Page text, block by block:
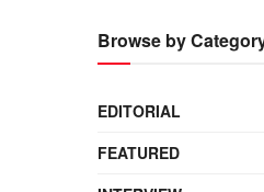
Browse by
EDITORIAL
FEATURED